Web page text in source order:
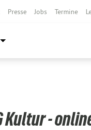
Presse Jobs Termine
Kultur -